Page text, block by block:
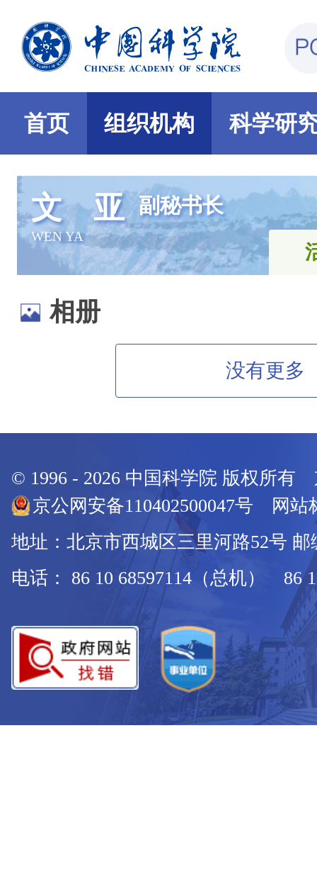
首页 组织机构 科学研
文 亚
WEN YA
副秘书长
相册
没有更多
© 1996 - 2026 中国科学院 版权所有
京公网安备110402500047号 网站
地址：北京市西城区三里河路52号 邮
电话： 86 10 68597114（总机） 86